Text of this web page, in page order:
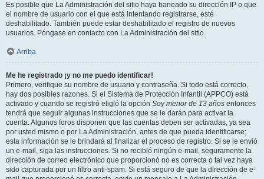
Es posible que La Administración del sitio haya baneado su dirección IP o que
el nombre de usuario con el que está intentando registrarse, esté
deshabilitado. También puede estar deshabilitado el registro de nuevos
usuarios. Póngase en contacto con La Administración del sitio.
Arriba
Me he registrado ¡y no me puedo identificar!
Primero, verifique su nombre de usuario y contraseña. Si todo está correcto,
hay dos posibles razones. Si el Sistema de Protección Infantil (APPCO) está
activado y cuando se registró eligió la opción Soy menor de 13 años entonces
tendrá que seguir algunas instrucciones que se le darán para activar la
cuenta. Algunos foros disponen que las cuentas deben ser activadas, ya sea
por usted mismo o por La Administración, antes de que pueda identificarse;
esta información se le brindará al finalizar el proceso de registro. Si se le envió
un e-mail, siga las instrucciones. Si no recibió ningún e-mail, seguramente la
dirección de correo electrónico que proporcionó no es correcta o tal vez haya
sido capturada por un filtro anti-spam. Si está seguro de que la dirección de e-